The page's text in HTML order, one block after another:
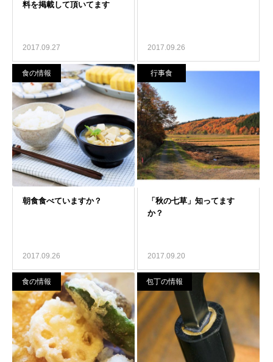
2017.09.27 2017.09.26
食の情報
2017.09.26
行事食
2017.09.20
食の情報 包丁の情報